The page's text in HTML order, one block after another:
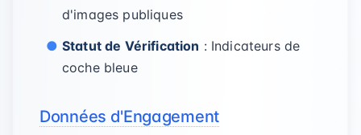
d'images publiques
Statut de Vérification : Indicateurs de
coche bleue
Données d'Engagement